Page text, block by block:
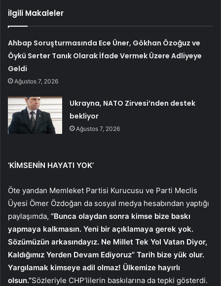
İlgili Makaleler
Ahbap Soruşturmasında Ece Üner, Gökhan Özoğuz ve
Öykü Serter Tanık Olarak İfade Vermek Üzere Adliyeye
Geldi
Ağustos 7, 2026
Ukrayna, NATO Zirvesi’nden destek
bekliyor
Ağustos 7, 2026
‘KİMSENİN HAYATI YOK’
Öte yandan Memleket Partisi Kurucusu ve Parti Meclis
Üyesi Ömer Özdoğan da sosyal medya hesabından yaptığı
paylaşımda, “Bunca olaydan sonra kimse bize baskı
yapmaya kalkmasın. Yeni bir açıklamaya gerek yok.
Sözümüzün arkasındayız. Ne Millet Tek Yol Vatan Diyor,
Kaldığımız Yerden Devam Ediyoruz” Tarih bize yük olur.
Yargılamak kimseye adil olmaz! Ülkemize hayırlı
olsun.”Sözleriyle CHP’lilerin baskılarına da tepki gösterdi.